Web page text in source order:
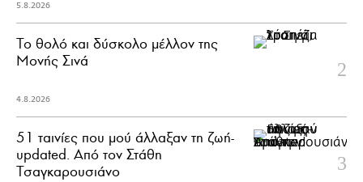
5.8.2026
Το θολό και δύσκολο μέλλον της
Μονής Σινά
4.8.2026
51 ταινίες που μού άλλαξαν τη ζωή-
updated. Aπό τον Στάθη
Τσαγκαρουσιάνο